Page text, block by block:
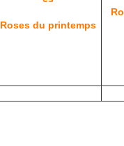
Roses du printemps